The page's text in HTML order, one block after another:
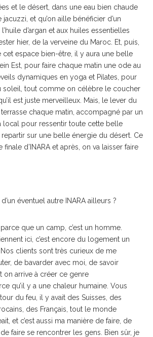
et le désert, dans une eau bien chaude
et qu’on aille bénéficier d’un
d’argan et aux huiles essentielles
hier, de la verveine du Maroc. Et, puis,
espace bien-être, il y aura une belle
Est, pour faire chaque matin une ode au
dynamiques en yoga et Pilates, pour
soleil, tout comme on célèbre le coucher
est juste merveilleux. Mais, le lever du
chaque matin, accompagné par un
local pour ressentir toute cette belle
sur une belle énergie du désert. Ce
d’INARA et après, on va laisser faire
éventuel autre INARA ailleurs ?
que un camp, c’est un homme.
ici, c’est encore du logement un
clients sont très curieux de me
de bavarder avec moi, de savoir
on arrive à créer ce genre
qu’il y a une chaleur humaine. Vous
du feu, il y avait des Suisses, des
des Français, tout le monde
et c’est aussi ma manière de faire, de
faire se rencontrer les gens. Bien sûr, je